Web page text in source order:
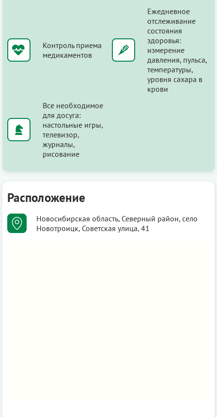
Контроль приема
медикаментов
Ежедневное
отслеживание
состояния
здоровья:
измерение
давления, пульса,
температуры,
уровня сахара в
крови
Все необходимое
для досуга:
настольные игры,
телевизор,
журналы,
рисование
Расположение
Новосибирская область, Северный район, село
Новотроицк, Советская улица, 41